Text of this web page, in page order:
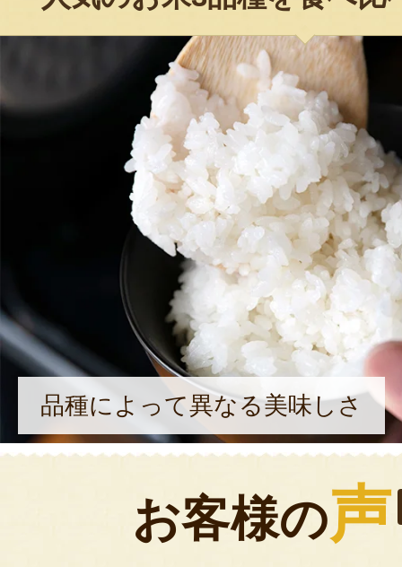
品種によって異なる美味しさ
お客様の声